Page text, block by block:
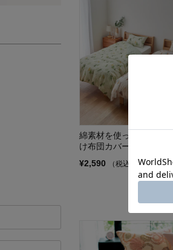
綿素材を使った北欧ツリ
け布団カバー
¥2,590
（税込）